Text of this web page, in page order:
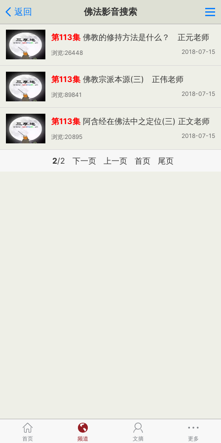
返回 佛法影音搜索
第113集 佛教的修持方法是什么？ 正元老师
主讲
2018-07-15
浏览:26448
第113集 佛教宗派本源(三) 正伟老师
2018-07-15
浏览:89841
第113集 阿含经在佛法中之定位(三) 正文老师
2018-07-15
浏览:20895
2/2 下一页 上一页 首页 尾页
首页 频道 文摘 更多